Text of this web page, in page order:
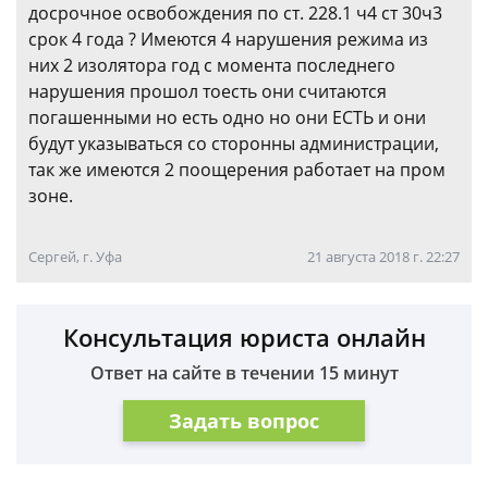
досрочное освобождения по ст. 228.1 ч4 ст 30ч3
срок 4 года ? Имеются 4 нарушения режима из
них 2 изолятора год с момента последнего
нарушения прошол тоесть они считаются
погашенными но есть одно но они ЕСТЬ и они
будут указываться со сторонны администрации,
так же имеются 2 поощерения работает на пром
зоне.
Сергей, г. Уфа 21 августа 2018 г. 22:27
Консультация юриста онлайн
Ответ на сайте в течении 15 минут
Задать вопрос